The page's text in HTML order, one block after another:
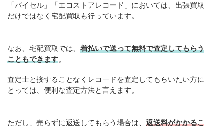
「バイセル」「エコストアレコード」においては、出張買取
だけではなく宅配買取も行っています。
なお、宅配買取では、 着払いで送って無料で査定してもらう
こともできます。
査定士と接することなくレコードを査定してもらいたい方に
とっては、便利な査定方法と言えます。
ただし、売らずに返送してもらう場合は、 返送料がかかるこ